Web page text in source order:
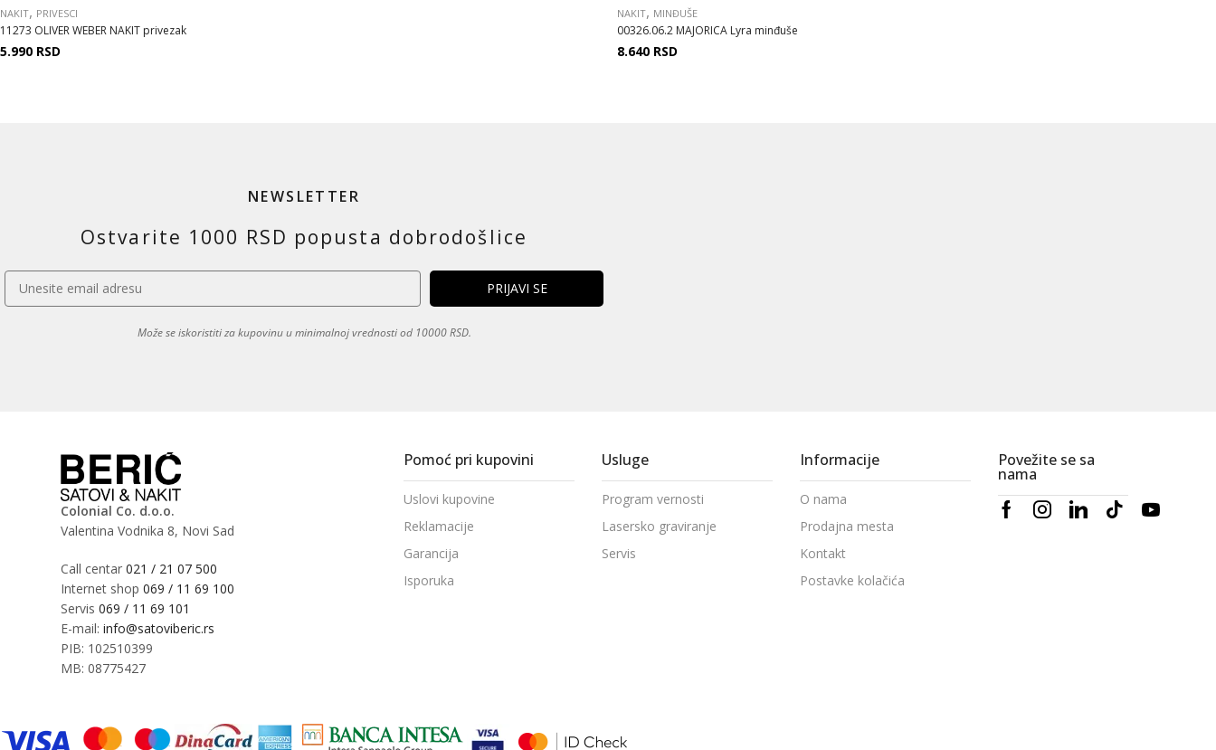
NAKIT, PRIVESCI
11273 OLIVER WEBER NAKIT privezak
5.990 RSD
NAKIT, MINĐUŠE
00326.06.2 MAJORICA Lyra minđuše
8.640 RSD
NEWSLETTER
Ostvarite 1000 RSD popusta dobrodošlice
Može se iskoristiti za kupovinu u minimalnoj vrednosti od 10000 RSD.
Colonial Co. d.o.o.
Valentina Vodnika 8, Novi Sad
Call centar021 / 21 07 500
Internet shop069 / 11 69 100
Servis069 / 11 69 101
E-mail:info@satoviberic.rs
PIB: 102510399
MB: 08775427
Pomoć pri kupovini
Uslovi kupovine
Reklamacije
Garancija
Isporuka
Usluge
Program vernosti
Lasersko graviranje
Servis
Informacije
O nama
Prodajna mesta
Kontakt
Postavke kolačića
Povežite se sa
nama